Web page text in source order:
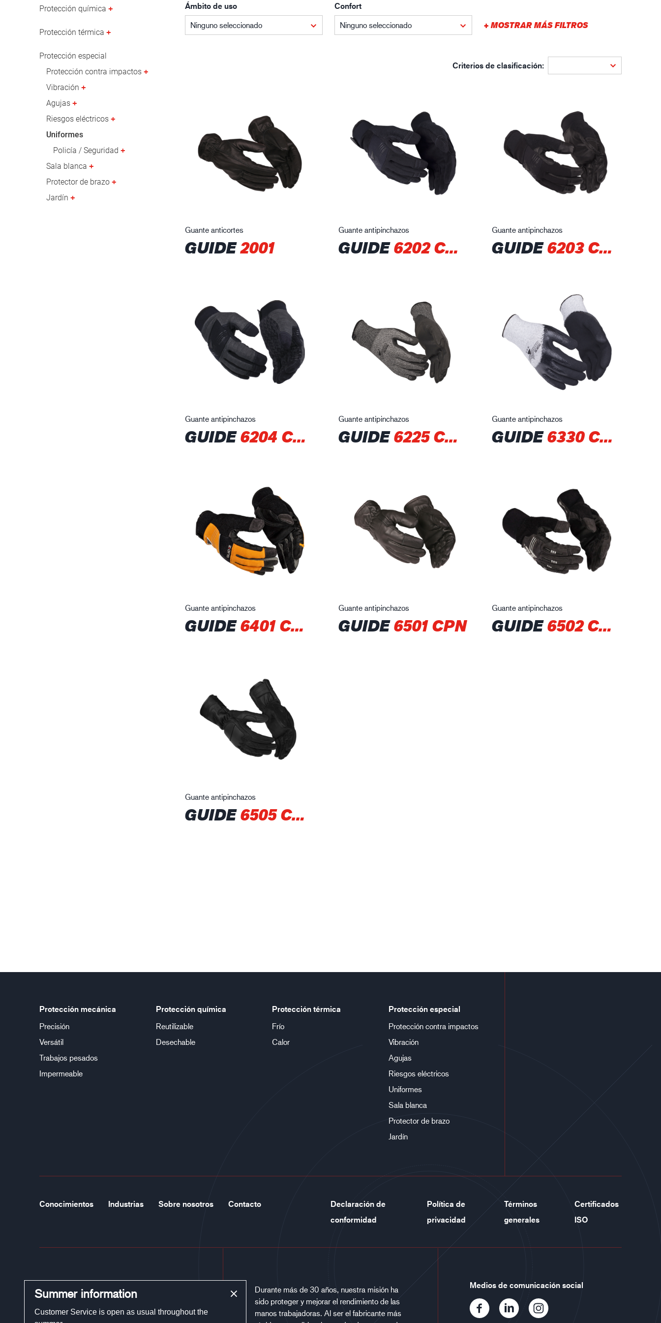
Industria petrolera y gasística Edificación y construcción
Protección química
Protección térmica
Protección especial
Protección contra impactos
Vibración
Agujas
Riesgos eléctricos
Uniformes
Policía / Seguridad
Sala blanca
Protector de brazo
Jardín
Ámbito de uso
Ninguno seleccionado
Confort
Ninguno seleccionado + MOSTRAR MÁS FILTROS
Criterios de clasificación:
Guante anticortes
GUIDE2001
Guante antipinchazos
GUIDE6202 CPN
Guante antipinchazos
GUIDE6203 CPN
Guante antipinchazos
GUIDE6204 CPN
Guante antipinchazos
GUIDE6225 CPN
Guante antipinchazos
GUIDE6330 CPN
Guante antipinchazos
GUIDE6401 CPN
Guante antipinchazos
GUIDE6501 CPN
Guante antipinchazos
GUIDE6502 CPN
Guante antipinchazos
GUIDE6505 CPN
Protección mecánica
Precisión
Versátil
Trabajos pesados
Impermeable
Protección química
Reutilizable
Desechable
Protección térmica
Frío
Calor
Protección especial
Protección contra impactos
Vibración
Agujas
Riesgos eléctricos
Uniformes
Sala blanca
Protector de brazo
Jardín
Conocimientos Industrias Sobre nosotros Contacto
Declaración de
conformidad
Política de
privacidad
Términos
generales
Certificados
ISO
Teléfono: +46 (0)321-29 300
Correo electrónico:
customerservice@guidegloves.com
Durante más de 30 años, nuestra misión ha
sido proteger y mejorar el rendimiento de las
manos trabajadoras. Al ser el fabricante más
Medios de comunicación social
Summer information
Customer Service is open as usual throughout the